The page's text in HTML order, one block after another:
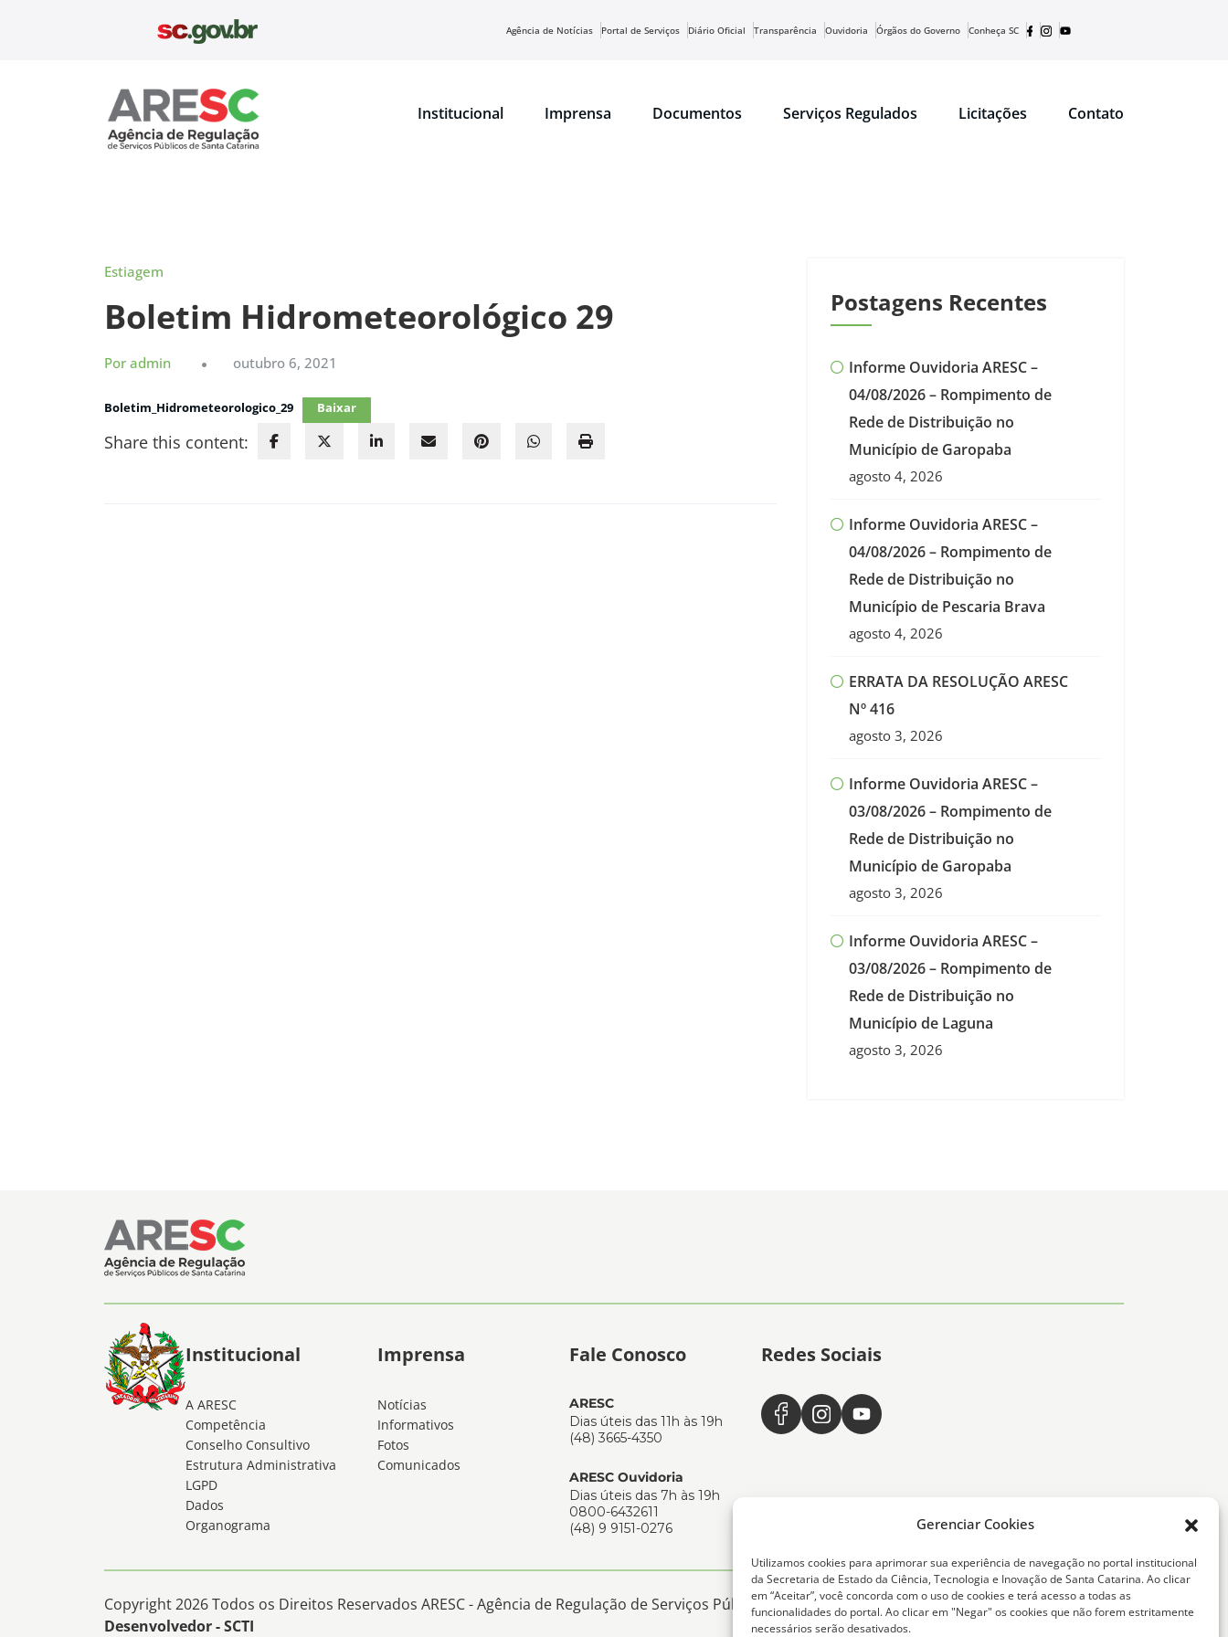
Gerenciar Cookies
Utilizamos cookies para aprimorar sua experiência de navegação no portal institucional
da Secretaria de Estado da Ciência, Tecnologia e Inovação de Santa Catarina. Ao clicar
em “Aceitar”, você concorda com o uso de cookies e terá acesso a todas as
funcionalidades do portal. Ao clicar em "Negar" os cookies que não forem estritamente
necessários serão desativados.
Agência de Notícias Portal de Serviços Diário Oficial Transparência Ouvidoria Órgãos do Governo Conheça SC
Institucional Imprensa Documentos Serviços Regulados Licitações Contato
Estiagem
Boletim Hidrometeorológico 29
Por admin outubro 6, 2021
Boletim_Hidrometeorologico_29 Baixar
Share this content:
Postagens Recentes
Informe Ouvidoria ARESC –
04/08/2026 – Rompimento de
Rede de Distribuição no
Município de Garopaba
agosto 4, 2026
Informe Ouvidoria ARESC –
04/08/2026 – Rompimento de
Rede de Distribuição no
Município de Pescaria Brava
agosto 4, 2026
ERRATA DA RESOLUÇÃO ARESC
Nº 416
agosto 3, 2026
Informe Ouvidoria ARESC –
03/08/2026 – Rompimento de
Rede de Distribuição no
Município de Garopaba
agosto 3, 2026
Informe Ouvidoria ARESC –
03/08/2026 – Rompimento de
Rede de Distribuição no
Município de Laguna
agosto 3, 2026
Institucional
A ARESC
Competência
Conselho Consultivo
Estrutura Administrativa
LGPD
Dados
Organograma
Imprensa
Notícias
Informativos
Fotos
Comunicados
Fale Conosco
ARESC
Dias úteis das 11h às 19h
(48) 3665-4350
ARESC Ouvidoria
Dias úteis das 7h às 19h
0800-6432611
(48) 9 9151-0276
Redes Sociais
Copyright 2026 Todos os Direitos Reservados ARESC - Agência de Regulação de Serviços Públicos de Santa Catarina -
Desenvolvedor - SCTI